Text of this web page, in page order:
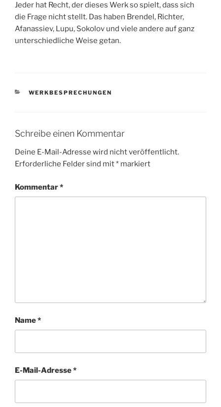
Jeder hat Recht, der dieses Werk so spielt, dass sich
die Frage nicht stellt. Das haben Brendel, Richter,
Afanassiev, Lupu, Sokolov und viele andere auf ganz
unterschiedliche Weise getan.
KATEGORIEN
WERKBESPRECHUNGEN
Schreibe einen Kommentar
Deine E-Mail-Adresse wird nicht veröffentlicht.
Erforderliche Felder sind mit* markiert
Kommentar*
Name*
E-Mail-Adresse*